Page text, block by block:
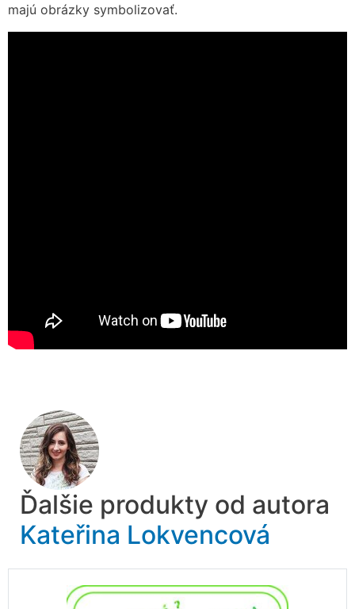
majú obrázky symbolizovať.
Ďalšie produkty od autora
Kateřina Lokvencová